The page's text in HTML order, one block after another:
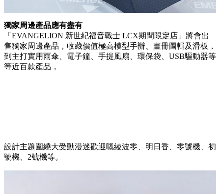
獨家周邊產品應有盡有
「EVANGELION 新世紀福音戰士 LCX期間限定店」將會出
售獨家周邊產品，收藏價值極高模型手辦、畫冊圖輯及滑板，
到主打實用雨傘、電子鐘、手提風扇、環保袋、USB驅動器等
等近百款產品，
設計主題圍繞大受動漫迷歡迎嘅綾波零、明日香、零號機、初
號機、2號機等。